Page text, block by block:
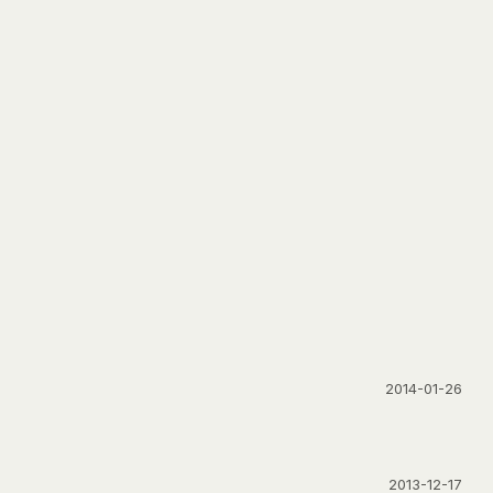
2014-01-26
2013-12-17